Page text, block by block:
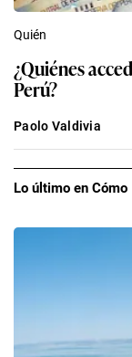
Quién
¿Quiénes
Perú?
Paolo Valdivia
Lo último en Cómo